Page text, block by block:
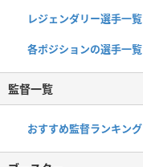
レジェンダリー選手一覧
各ポジションの選手一覧
監督一覧
おすすめ監督ランキン